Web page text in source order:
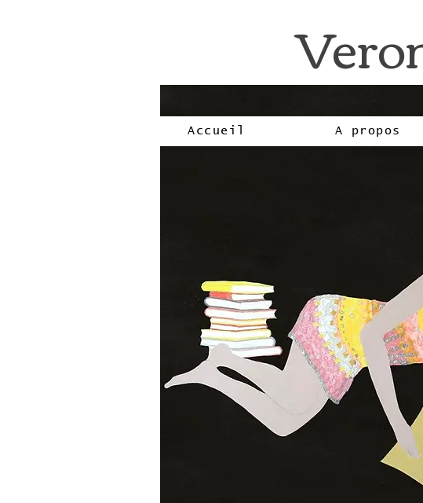
Accueil A propos